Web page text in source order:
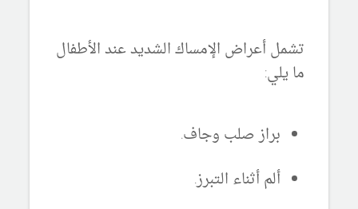
تشمل أعراض الإمساك الشديد عند الأطفال
ما يلي:
براز صلب وجاف.
ألم أثناء التبرز.